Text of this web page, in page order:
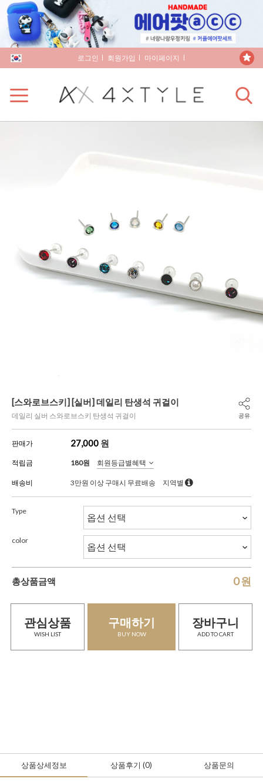
로그인 회원가입 마이페이지
[스와로브스키] [실버] 데일리 탄생석 귀걸이
데일리 실버 스와로브스키 탄생석 귀걸이 공유
판매가 27,000 원
적립금 180원 회원등급별혜택
배송비 3만원 이상 구매시 무료배송 지역별
Type
color
총상품금액 0원
관심상품
WISH LIST
구매하기
BUY NOW
장바구니
ADD TO CART
상품상세정보 상품후기 (0) 상품문의